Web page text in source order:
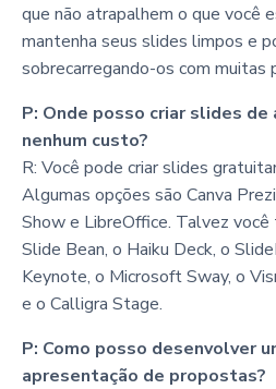
que não atrapalhem o que você
mantenha seus slides limpos e
sobrecarregando-os com muitas
P: Onde posso criar slides
nenhum custo?
R: Você pode criar slides
Algumas opções são Canva
Show e LibreOffice. Talvez você
Slide Bean, o Haiku Deck, o
Keynote, o Microsoft Sway, o
e o Calligra Stage.
P: Como posso desenvolver
apresentação de propostas?